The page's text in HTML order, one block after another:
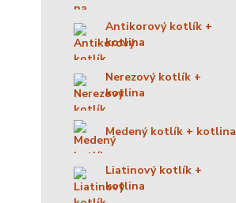
Antikorový kotlík +
kotlina
Nerezový kotlík +
kotlina
Medený kotlík + kotlina
Liatinový kotlík +
kotlina